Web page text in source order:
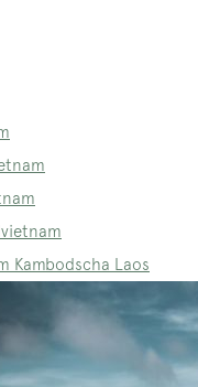
Kambodscha Laos